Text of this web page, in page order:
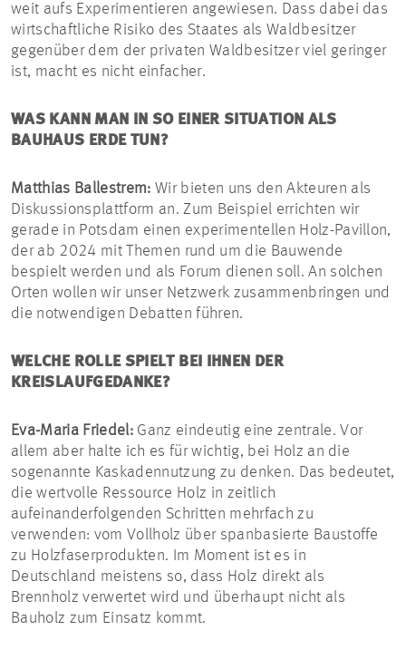
weit aufs Experimentieren angewiesen. Dass dabei das
wirtschaftliche Risiko des Staates als Waldbesitzer
gegenüber dem der privaten Waldbesitzer viel geringer
ist, macht es nicht einfacher.
WAS KANN MAN IN SO EINER SITUATION ALS
BAUHAUS ERDE TUN?
Matthias Ballestrem: Wir bieten uns den Akteuren als
Diskussionsplattform an. Zum Beispiel errichten wir
gerade in Potsdam einen experimentellen Holz-Pavillon,
der ab 2024 mit Themen rund um die Bauwende
bespielt werden und als Forum dienen soll. An solchen
Orten wollen wir unser Netzwerk zusammenbringen und
die notwendigen Debatten führen.
WELCHE ROLLE SPIELT BEI IHNEN DER
KREISLAUFGEDANKE?
Eva-Maria Friedel:Ganz eindeutig eine zentrale. Vor
allem aber halte ich es für wichtig, bei Holz an die
sogenannte Kaskadennutzung zu denken. Das bedeutet,
die wertvolle Ressource Holz in zeitlich
aufeinanderfolgenden Schritten mehrfach zu
verwenden: vom Vollholz über spanbasierte Baustoffe
zu Holzfaserprodukten. Im Moment ist es in
Deutschland meistens so, dass Holz direkt als
Brennholz verwertet wird und überhaupt nicht als
Bauholz zum Einsatz kommt.